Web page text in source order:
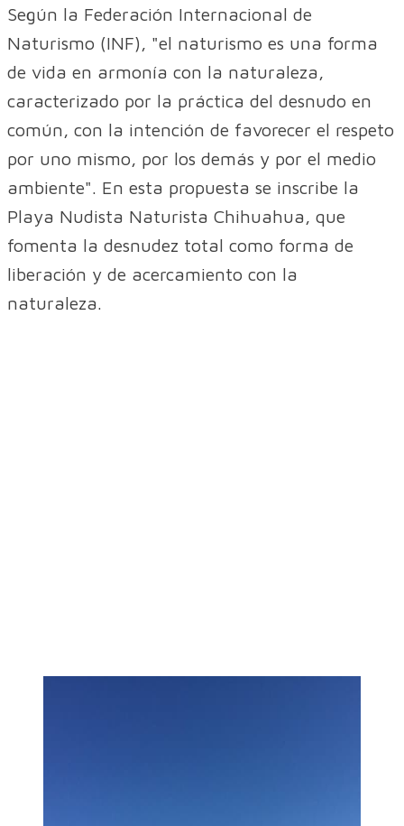
Según la Federación Internacional de
Naturismo (INF), "el naturismo es una forma
de vida en armonía con la naturaleza,
caracterizado por la práctica del desnudo en
común, con la intención de favorecer el respeto
por uno mismo, por los demás y por el medio
ambiente". En esta propuesta se inscribe la
Playa Nudista Naturista Chihuahua, que
fomenta la desnudez total como forma de
liberación y de acercamiento con la
naturaleza.